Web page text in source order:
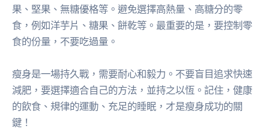
果、堅果、無糖優格等。避免選擇高熱量、高糖分的零
食，例如洋芋片、糖果、餅乾等。最重要的是，要控制零
食的份量，不要吃過量。
瘦身是一場持久戰，需要耐心和毅力。不要盲目追求快速
減肥，要選擇適合自己的方法，並持之以恆。記住，健康
的飲食、規律的運動、充足的睡眠，才是瘦身成功的關
鍵！